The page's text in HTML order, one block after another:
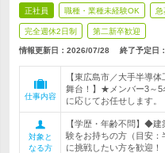
正社員 職種・業種未経験OK 急
完全週休2日制 第二新卒歓迎
情報更新日：2026/07/28 終了予定日：
仕事内容
【東広島市／大手半導
舞台！】★メンバー3～5
に応じてお任せします。
対象と
なる方
【学歴・年齢不問】◆
験をお持ちの方（目安：
に挑戦したい方を歓迎！